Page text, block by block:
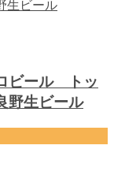
ビール トッ
野生ビール